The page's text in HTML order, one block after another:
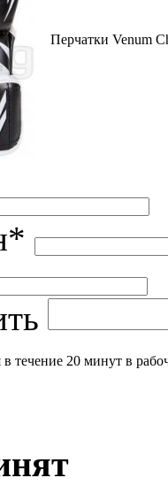
Перчатки Venum
течение 20 минут в